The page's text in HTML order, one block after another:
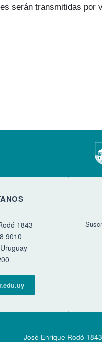
serán transmitidas
1843
9010
José Enrique Rodó